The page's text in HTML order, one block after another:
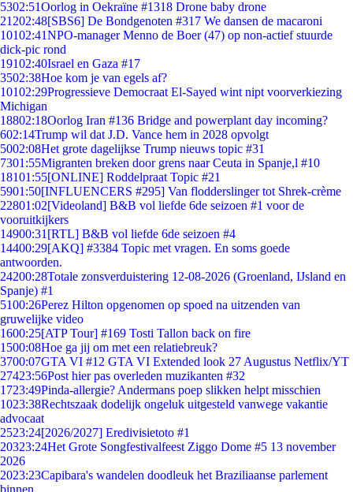
5302:51Oorlog in Oekraïne #1318 Drone baby drone
21202:48[SBS6] De Bondgenoten #317 We dansen de macaroni
10102:41NPO-manager Menno de Boer (47) op non-actief stuurde
dick-pic rond
19102:40Israel en Gaza #17
3502:38Hoe kom je van egels af?
10102:29Progressieve Democraat El-Sayed wint nipt voorverkiezing
Michigan
18802:18Oorlog Iran #136 Bridge and powerplant day incoming?
602:14Trump wil dat J.D. Vance hem in 2028 opvolgt
5002:08Het grote dagelijkse Trump nieuws topic #31
7301:55Migranten breken door grens naar Ceuta in Spanje,l #10
18101:55[ONLINE] Roddelpraat Topic #21
5901:50[INFLUENCERS #295] Van flodderslinger tot Shrek-crème
22801:02[Videoland] B&B vol liefde 6de seizoen #1 voor de
vooruitkijkers
14900:31 [RTL] B&B vol liefde 6de seizoen #4
14400:29[AKQ] #3384 Topic met vragen. En soms goede
antwoorden.
24200:28Totale zonsverduistering 12-08-2026 (Groenland, IJsland en
Spanje) #1
5100:26Perez Hilton opgenomen op spoed na uitzenden van
gruwelijke video
1600:25[ATP Tour] #169 Tosti Tallon back on fire
1500:08Hoe ga jij om met een relatiebreuk?
3700:07GTA VI #12 GTA VI Extended look 27 Augustus Netflix/YT
27423:56Post hier pas overleden muzikanten #32
1723:49Pinda-allergie? Andermans poep slikken helpt misschien
1023:38Rechtszaak dodelijk ongeluk uitgesteld vanwege vakantie
advocaat
2523:24[2026/2027] Eredivisietoto #1
20323:24Het Grote Songfestivalfeest Ziggo Dome #5 13 november
2026
2023:23Capibara's wandelen doodleuk het Braziliaanse parlement
binnen